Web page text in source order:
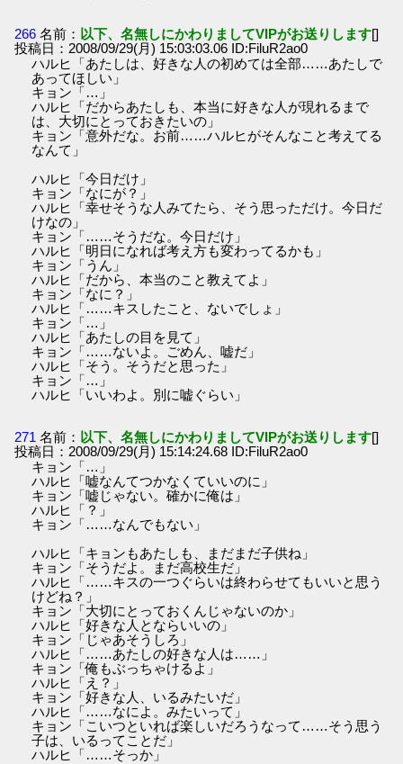
266 名前： 以下、名無しにかわりましてVIPがお送りします[]
投稿日：2008/09/29(月) 15:03:03.06 ID:FiluR2ao0
ハルヒ「あたしは、好きな人の初めては全部……あたしで
あってほしい」
キョン「…」
ハルヒ「だからあたしも、本当に好きな人が現れるまで
は、大切にとっておきたいの」
キョン「意外だな。お前……ハルヒがそんなこと考えてる
なんて」
ハルヒ「今日だけ」
キョン「なにが？」
ハルヒ「幸せそうな人みてたら、そう思っただけ。今日だ
けなの」
キョン「……そうだな。今日だけ」
ハルヒ「明日になれば考え方も変わってるかも」
キョン「うん」
ハルヒ「だから、本当のこと教えてよ」
キョン「なに？」
ハルヒ「……キスしたこと、ないでしょ」
キョン「…」
ハルヒ「あたしの目を見て」
キョン「……ないよ。ごめん、嘘だ」
ハルヒ「そう。そうだと思った」
キョン「…」
ハルヒ「いいわよ。別に嘘ぐらい」
271 名前： 以下、名無しにかわりましてVIPがお送りします[]
投稿日：2008/09/29(月) 15:14:24.68 ID:FiluR2ao0
キョン「…」
ハルヒ「嘘なんてつかなくていいのに」
キョン「嘘じゃない。確かに俺は」
ハルヒ「？」
キョン「……なんでもない」
ハルヒ「キョンもあたしも、まだまだ子供ね」
キョン「そうだよ。まだ高校生だ」
ハルヒ「……キスの一つぐらいは終わらせてもいいと思う
けどね？」
キョン「大切にとっておくんじゃないのか」
ハルヒ「好きな人とならいいの」
キョン「じゃあそうしろ」
ハルヒ「……あたしの好きな人は……」
キョン「俺もぶっちゃけるよ」
ハルヒ「え？」
キョン「好きな人、いるみたいだ」
ハルヒ「……なによ。みたいって」
キョン「こいつといれば楽しいだろうなって……そう思う
子は、いるってことだ」
ハルヒ「……そっか」